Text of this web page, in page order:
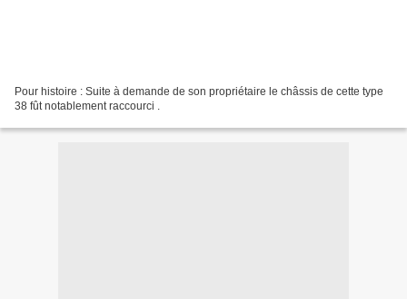
Pour histoire : Suite à demande de son propriétaire le châssis de cette type
38 fût notablement raccourci .